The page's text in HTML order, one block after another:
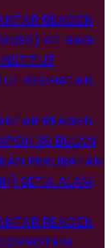
REAGEN
KIT BAGI
KESIHATAN
REAGEN
36 BULAN
PERUBATAN
SETIA ALAM,
REAGEN